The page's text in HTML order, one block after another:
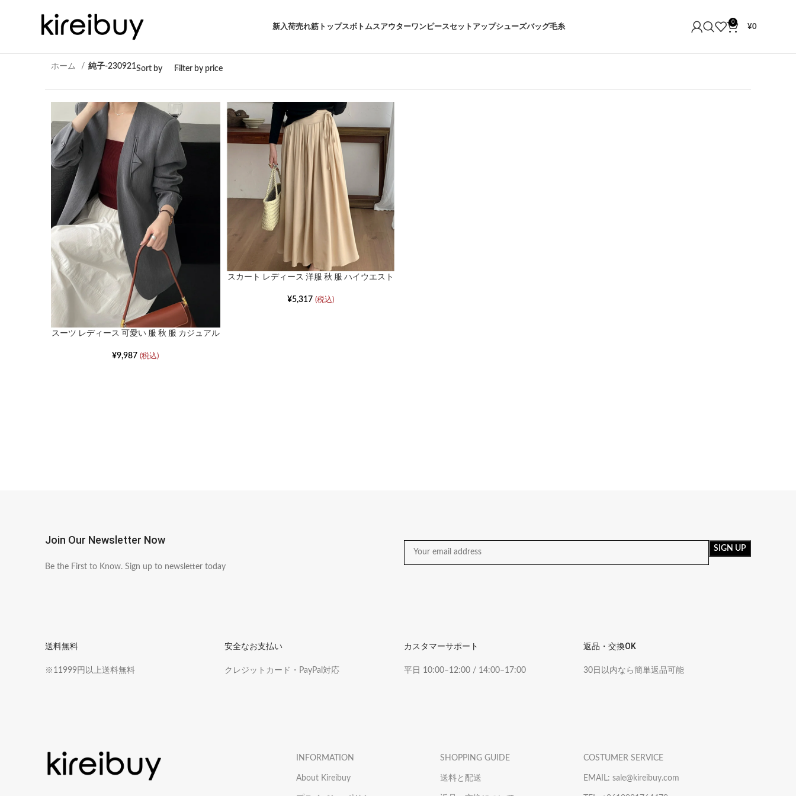
新入荷売れ筋トップスボトムスアウターワンピースセットアップシューズバッグ毛糸
0
¥0
ホーム 純子-230921Sort by Filter by price
スーツ レディース 可愛い 服 秋 服 カジュアル
¥9,987 (税込)
スカート レディース 洋服 秋 服 ハイウエスト
¥5,317 (税込)
Join Our Newsletter Now
Be the First to Know. Sign up to newsletter today
送料無料
※11999円以上送料無料
安全なお支払い
クレジットカード・PayPal対応
カスタマーサポート
平日 10:00–12:00 / 14:00–17:00
返品・交換OK
30日以内なら簡単返品可能
INFORMATION
About Kireibuy
SHOPPING GUIDE
送料と配送
COSTUMER SERVICE
EMAIL: sale@kireibuy.com